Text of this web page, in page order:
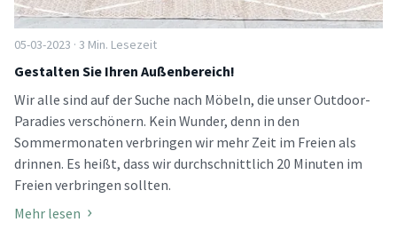
05-03-2023 · 3 Min. Lesezeit
Gestalten Sie Ihren Außenbereich!
Wir alle sind auf der Suche nach Möbeln, die unser Outdoor-
Paradies verschönern. Kein Wunder, denn in den
Sommermonaten verbringen wir mehr Zeit im Freien als
drinnen. Es heißt, dass wir durchschnittlich 20 Minuten im
Freien verbringen sollten.
Mehr lesen